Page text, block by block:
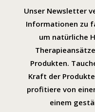
Unser Newsletter
Informationen zu
um natürliche
Produkten.
Kraft der
profitiere von
einem